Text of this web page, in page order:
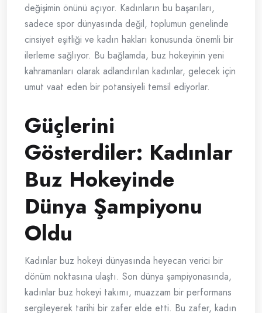
değişimin önünü açıyor. Kadınların bu başarıları,
sadece spor dünyasında değil, toplumun genelinde
cinsiyet eşitliği ve kadın hakları konusunda önemli bir
ilerleme sağlıyor. Bu bağlamda, buz hokeyinin yeni
kahramanları olarak adlandırılan kadınlar, gelecek için
umut vaat eden bir potansiyeli temsil ediyorlar.
Güçlerini
Gösterdiler: Kadınlar
Buz Hokeyinde
Dünya Şampiyonu
Oldu
Kadınlar buz hokeyi dünyasında heyecan verici bir
dönüm noktasına ulaştı. Son dünya şampiyonasında,
kadınlar buz hokeyi takımı, muazzam bir performans
sergileyerek tarihi bir zafer elde etti. Bu zafer, kadın